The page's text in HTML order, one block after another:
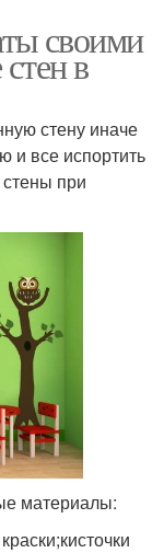
своими
в
стену иначе
и все испортить
при
материалы: